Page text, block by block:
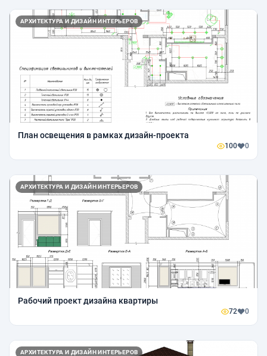
АРХИТЕКТУРА И ДИЗАЙН ИНТЕРЬЕРОВ
План освещения в рамках дизайн-проекта
100 0
АРХИТЕКТУРА И ДИЗАЙН ИНТЕРЬЕРОВ
Рабочий проект дизайна квартиры
72 0
АРХИТЕКТУРА И ДИЗАЙН ИНТЕРЬЕРОВ